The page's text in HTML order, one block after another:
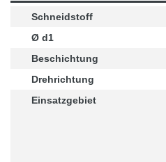
Schneidstoff
Ø d1
Beschichtung
Drehrichtung
Einsatzgebiet